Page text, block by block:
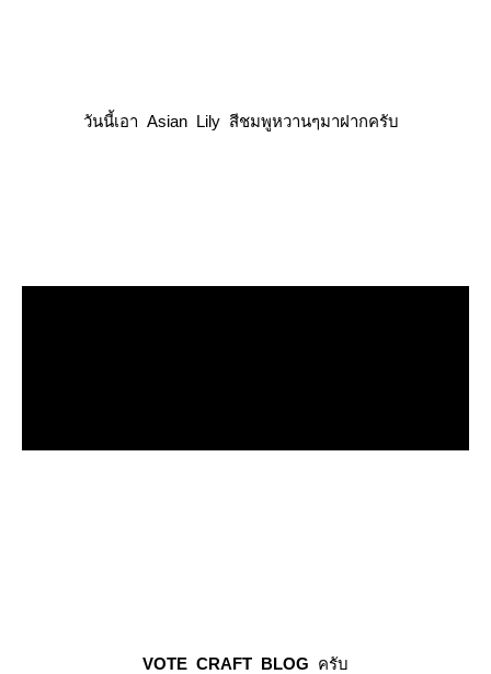
วันนี้เอา Asian Lily สีชมพูหวานๆมาฝากครับ
VOTE CRAFT BLOG ครับ